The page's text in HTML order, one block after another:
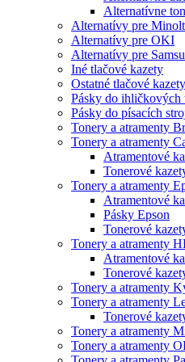
Alternatívne
Alternatívy pre
Alternatívy pre OKI
Alternatívy pre
Iné tlačové kazety
Ostatné tlačové kazety
Pásky do ihličkových
Pásky do písacích
Tonery a atramenty
Tonery a atramenty
Atramentové
Tonerové
Tonery a atramenty
Atramentové
Pásky Epson
Tonerové
Tonery a atramenty
Atramentové
Tonerové
Tonery a atramenty
Tonery a atramenty
Tonerové
Tonery a atramenty
Tonery a atramenty